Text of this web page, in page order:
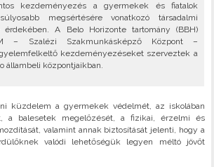
kezdeményezés a gyermekek és fiatalok
megsértésére vonatkozó társadalmi
érdekében. A Belo Horizonte tartomány (BBH)
– Szalézi Szakmunkásképző Központ –
kezdeményezéseket szerveztek a
állambeli központjaikban.
küzdelem a gyermekek védelmét, az iskolában
a balesetek megelőzését, a fizikai, érzelmi és
valamint annak biztosítását jelenti, hogy a
valódi lehetőségük legyen méltó jövőt